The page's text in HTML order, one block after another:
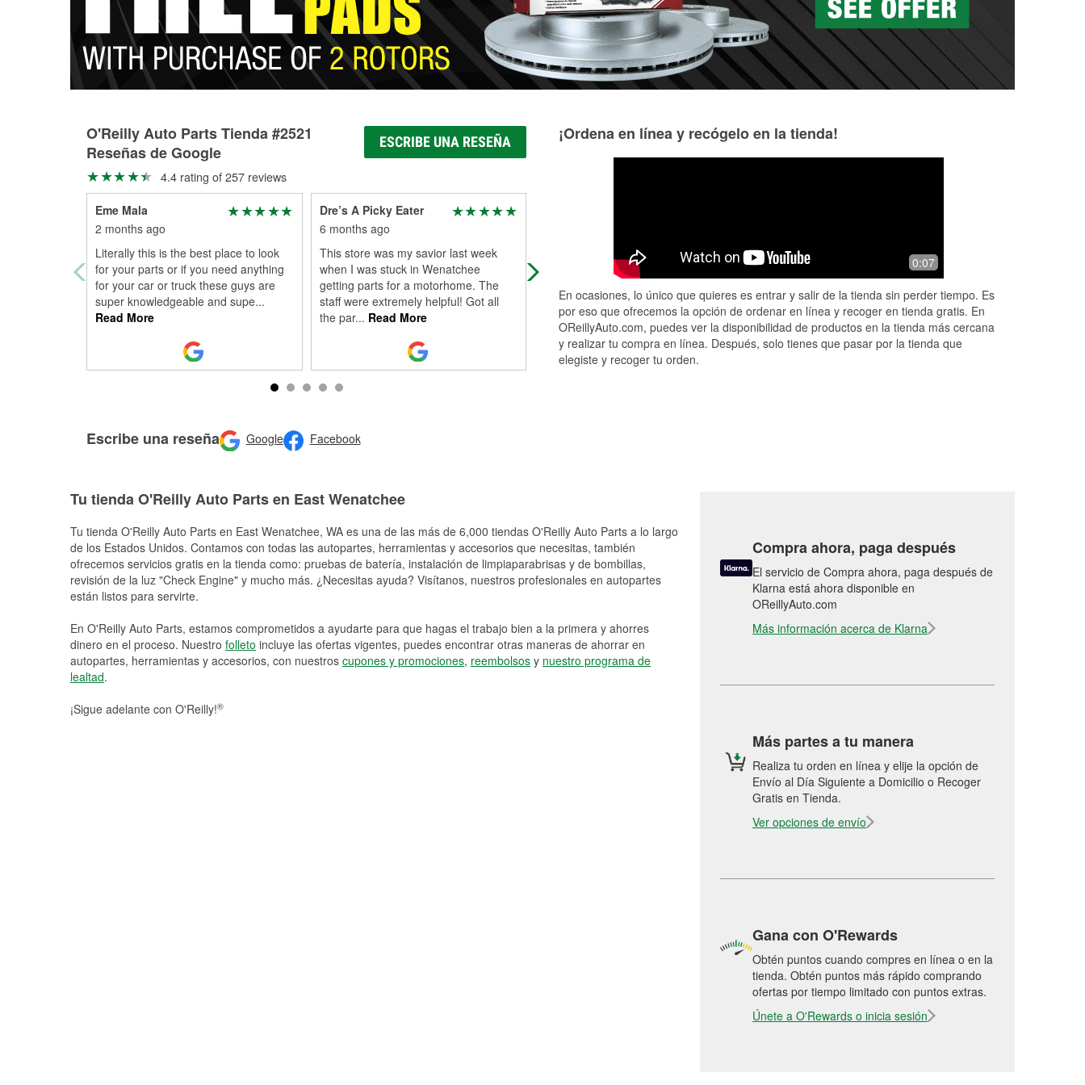
O'Reilly Auto Parts Tienda #2521
Reseñas de Google
ESCRIBE UNA RESEÑA
4.4 rating of 257 reviews
Eme Mala
2 months ago
Literally this is the best place to look
for your parts or if you need anything
for your car or truck these guys are
super knowledgeable and supe...
Read More
Dre’s A Picky Eater
6 months ago
This store was my savior last week
when I was stuck in Wenatchee
getting parts for a motorhome. The
staff were extremely helpful! Got all
the par... Read More
Bad starter and was able to get it
tested and buy a new was super
Super fast i had to return/exchange a
purches and as well as the teller being
but he was working on the 7t...Read
More
⭐️⭐️⭐️⭐️⭐️
Escribe una reseña Google Facebook
¡Ordena en línea y recógelo en la tienda!
0:07
En ocasiones, lo único que quieres es entrar y salir de la tienda sin perder tiempo. Es
por eso que ofrecemos la opción de ordenar en línea y recoger en tienda gratis. En
OReillyAuto.com, puedes ver la disponibilidad de productos en la tienda más cercana
y realizar tu compra en línea. Después, solo tienes que pasar por la tienda que
elegiste y recoger tu orden.
Tu tienda O'Reilly Auto Parts en East Wenatchee
Tu tienda O'Reilly Auto Parts en East Wenatchee, WA es una de las más de 6,000 tiendas O'Reilly Auto Parts a lo largo
de los Estados Unidos. Contamos con todas las autopartes, herramientas y accesorios que necesitas, también
ofrecemos servicios gratis en la tienda como: pruebas de batería, instalación de limpiaparabrisas y de bombillas,
revisión de la luz "Check Engine" y mucho más. ¿Necesitas ayuda? Visítanos, nuestros profesionales en autopartes
están listos para servirte.
En O'Reilly Auto Parts, estamos comprometidos a ayudarte para que hagas el trabajo bien a la primera y ahorres
dinero en el proceso. Nuestro folleto incluye las ofertas vigentes, puedes encontrar otras maneras de ahorrar en
autopartes, herramientas y accesorios, con nuestros cupones y promociones, reembolsos y nuestro programa de
lealtad.
¡Sigue adelante con O'Reilly!®
Compra ahora, paga después
El servicio de Compra ahora, paga después de
Klarna está ahora disponible en
OReillyAuto.com
Más información acerca de Klarna
Más partes a tu manera
Realiza tu orden en línea y elije la opción de
Envío al Día Siguiente a Domicilio o Recoger
Gratis en Tienda.
Ver opciones de envío
Gana con O'Rewards
Obtén puntos cuando compres en línea o en la
tienda. Obtén puntos más rápido comprando
ofertas por tiempo limitado con puntos extras.
Únete a O'Rewards o inicia sesión